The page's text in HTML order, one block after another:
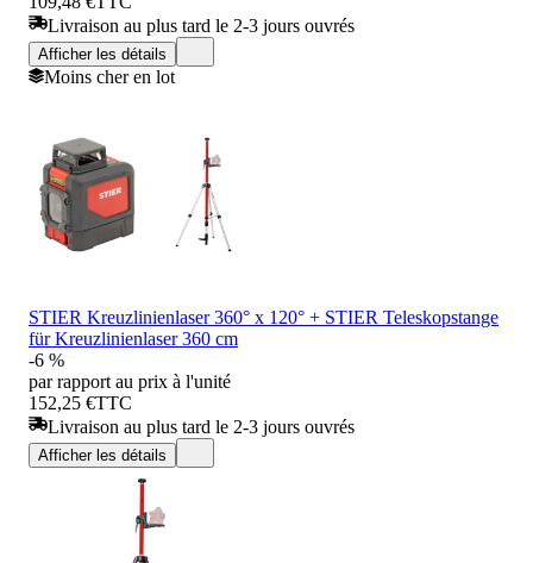
Livraison au plus tard le 2-3 jours ouvrés
Afficher les détails
Moins cher en lot
STIER Kreuzlinienlaser 360° x 120° + STIER Teleskopstange
für Kreuzlinienlaser 360 cm
-6 %
par rapport au prix à l'unité
152,25 €TTC
Livraison au plus tard le 2-3 jours ouvrés
Afficher les détails